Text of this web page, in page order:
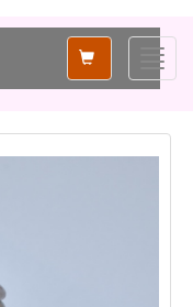
Shopping
card